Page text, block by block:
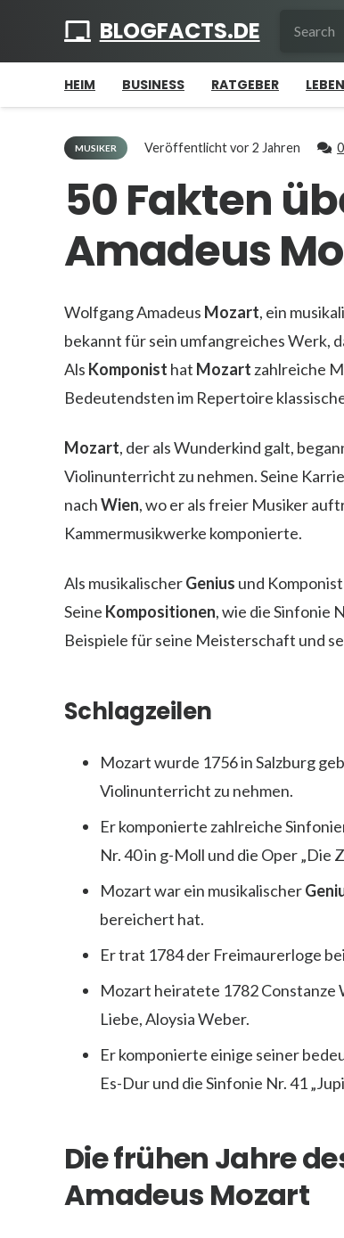
BLOGFACTS.DE
HEIM BUSINESS RATGEBER
MUSIKER Veröffentlichtvor 2 Jahren 0
50 Fakten
Amadeus
Wolfgang Amadeus Mozart, ein
bekannt für sein umfangreiches Werk,
Als Komponist hat Mozart zahlreiche
Bedeutendsten im Repertoire
Mozart, der als Wunderkind galt,
Violinunterricht zu nehmen. Seine
nachWien, wo er als freier Musiker
Kammermusikwerke komponierte.
Als musikalischerGenius und
Seine Kompositionen, wie die Sinfonie
Beispiele für seine Meisterschaft und
Schlagzeilen
Mozart wurde 1756 in Salzburg
Violinunterricht zu nehmen.
Er komponierte zahlreiche
Nr. 40 in g-Moll und die Oper „Die
Mozart war ein musikalischer
bereichert hat.
Er trat 1784 der Freimaurerloge
Mozart heiratete 1782 Constanze
Liebe, Aloysia Weber.
Er komponierte einige seiner
Es-Dur und die Sinfonie Nr. 41
Die frühen Jahre
Amadeus Mozart